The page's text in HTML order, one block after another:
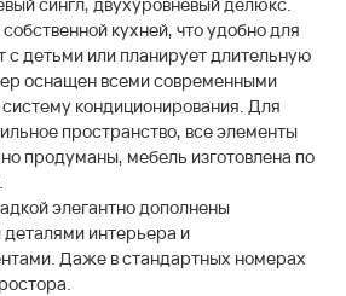
кухней, что удобно для
с детьми или планирует длительную
оснащен всеми современными
кондиционирования. Для
пространство, все элементы
продуманы, мебель изготовлена по
элегантно дополнены
интерьера и
Даже в стандартных номерах